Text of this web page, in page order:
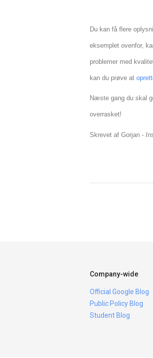
Du kan få flere
eksemplet ovenfor,
problemer med
kan du prøve at
Næste gang du skal
overrasket!
Skrevet af Gorjan -
Company-wide
Official Google Blog
Public Policy Blog
Student Blog